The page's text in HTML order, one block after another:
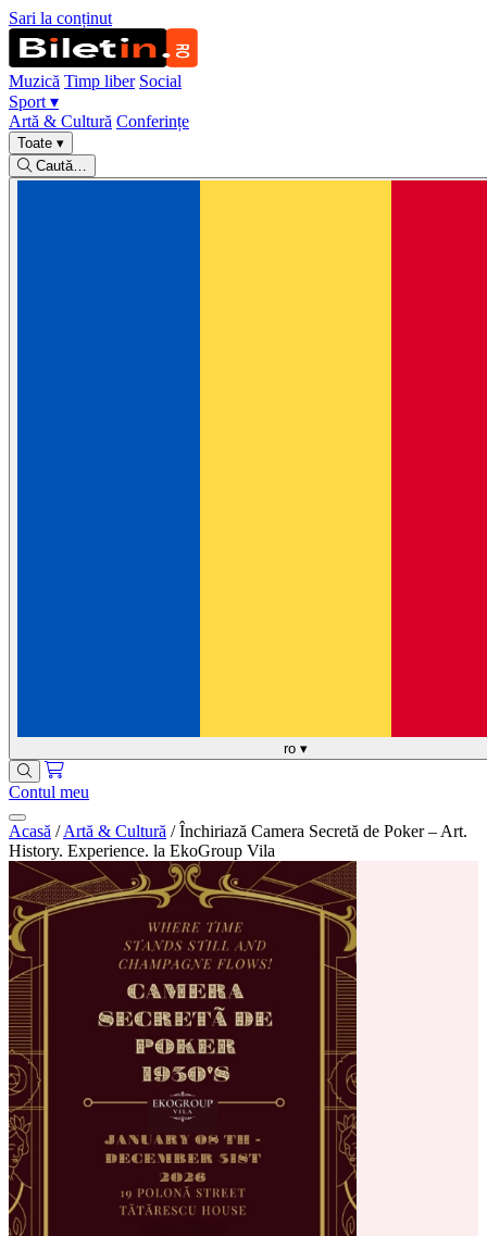
Sari la conținut
Muzică Timp liber Social
Sport ▾
Artă & Cultură Conferințe
Toate ▾
Caută…
ro ▾
Contul meu
Acasă / Artă & Cultură / Închiriază Camera Secretă de Poker – Art.
History. Experience. la EkoGroup Vila